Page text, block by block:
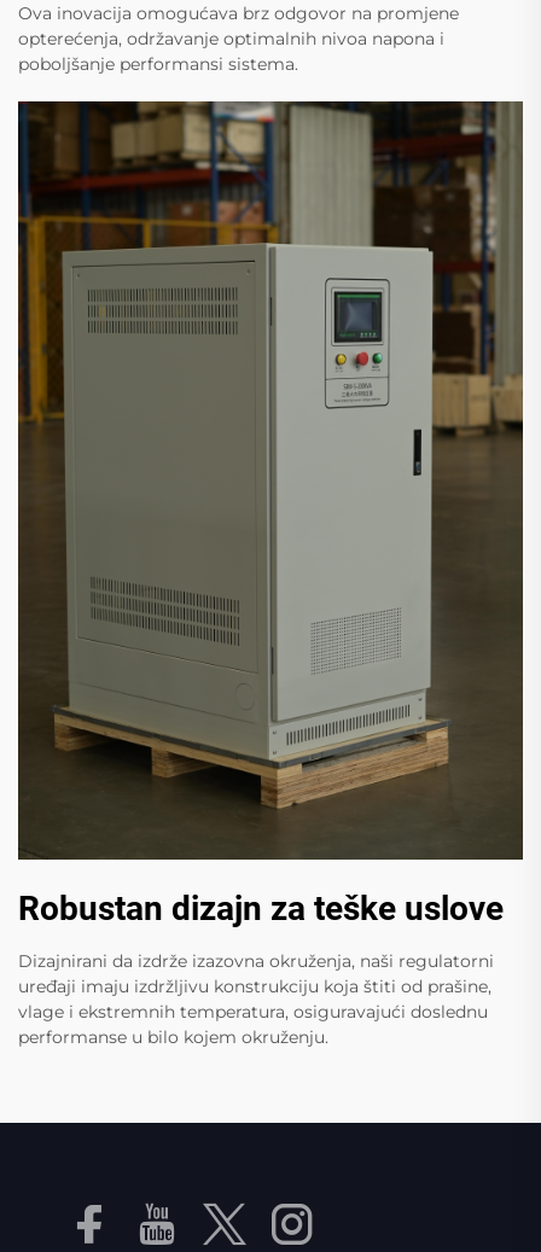
Ova inovacija omogućava brz odgovor na promjene
opterećenja, održavanje optimalnih nivoa napona i
poboljšanje performansi sistema.
Robustan dizajn za teške uslove
Dizajnirani da izdrže izazovna okruženja, naši regulatorni
uređaji imaju izdržljivu konstrukciju koja štiti od prašine,
vlage i ekstremnih temperatura, osiguravajući doslednu
performanse u bilo kojem okruženju.